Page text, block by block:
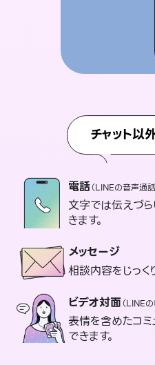
チャット以
電話（LINEの音声通話
文字では伝えづ
きます。
メッセージ
相談内容をじっく
ビデオ対面（LINE
表情を含めたコ
できます。